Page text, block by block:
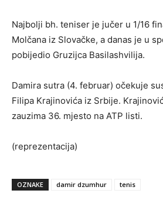
Najbolji bh. teniser je jučer u 1/16
Molčana iz Slovačke, a danas je u
pobijedio Gruzijca Basilashvilija.
Damira sutra (4. februar) očekuje
Filipa Krajinovića iz Srbije.
zauzima 36. mjesto na ATP listi.
(reprezentacija)
OZNAKE damir dzumhur tenis